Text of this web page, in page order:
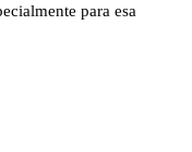
para esa